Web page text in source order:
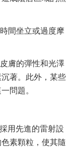
間坐立或過度摩
膚的彈性和光澤
著。此外，某些
問題。
用先進的雷射設
素顆粒，使其隨